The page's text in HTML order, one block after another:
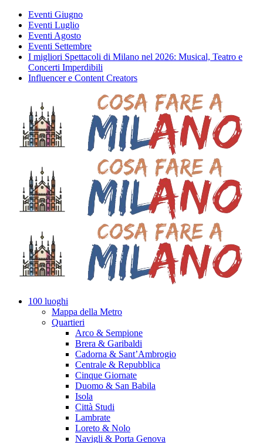
Eventi Giugno
Eventi Luglio
Eventi Agosto
Eventi Settembre
I migliori Spettacoli di Milano nel 2026: Musical, Teatro e
Concerti Imperdibili
Influencer e Content Creators
100 luoghi
Mappa della Metro
Quartieri
Arco & Sempione
Brera & Garibaldi
Cadorna & Sant’Ambrogio
Centrale & Repubblica
Cinque Giornate
Duomo & San Babila
Isola
Città Studi
Lambrate
Loreto & Nolo
Navigli & Porta Genova